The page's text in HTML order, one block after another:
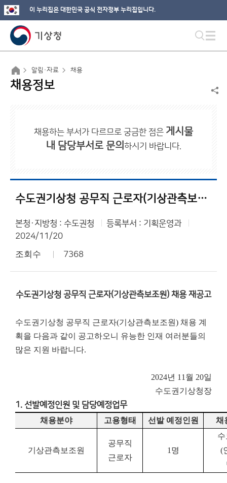
이 누리집은 대한민국 공식 전자정부 누리집입니다.
알림·자료 채용
채용정보
채용하는 부서가 다르므로 궁금한 점은 게시물
내 담당부서로 문의 하시기 바랍니다.
수도권기상청 공무직 근로자(기상관측보조원) 채용 재공고
본청·지방청 : 수도권청
등록부서 : 기획운영과
2024/11/20
조회수 7368
수도권기상청 공무직 근로자(기상관측보조원) 채용 재공고
수도권기상청 공무직 근로자(기상관측보조원) 채용 계
획을 다음과 같이 공고하오니 유능한 인재 여러분들의
많은 지원 바랍니다.
2024년 11월 20일
수도권기상청장
1. 선발예정인원 및 담당예정업무
채용분야 고용형태 선발 예정인원 채
기상관측보조원
공무직
근로자
1 명
(